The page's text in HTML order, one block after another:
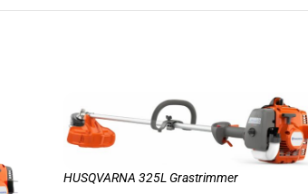
HUSQVARNA 325L Grastrimmer